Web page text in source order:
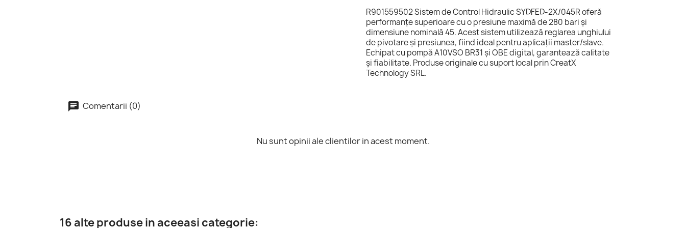
R901559502 Sistem de Control Hidraulic SYDFED-2X/045R oferă
performanțe superioare cu o presiune maximă de 280 bari și
dimensiune nominală 45. Acest sistem utilizează reglarea unghiului
de pivotare și presiunea, fiind ideal pentru aplicații master/slave.
Echipat cu pompă A10VSO BR31 și OBE digital, garantează calitate
și fiabilitate. Produse originale cu suport local prin CreatX
Technology SRL.
Comentarii (0)
Nu sunt opinii ale clientilor in acest moment.
16 alte produse in aceeasi categorie: